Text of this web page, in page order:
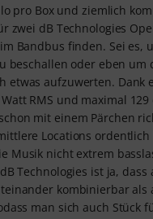
pro Box und ziemlich
zwei dB Technologies
Bandbus finden. Sei es,
beschallen oder eben um
etwas aufzuwerten. Dank
RMS und maximal
mit einem Pärchen
Locations ordentlich
Musik nicht extrem
Technologies ist ja, dass
kombinierbar als
man sich auch Stück